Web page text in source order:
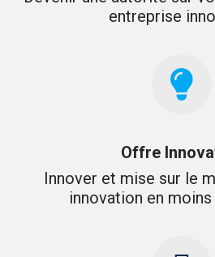
entreprise
Offre
Innover et mise sur le
innovation en